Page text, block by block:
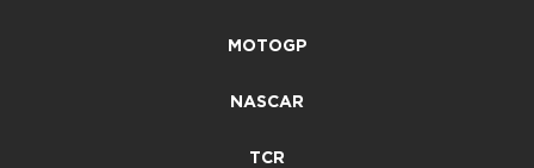
MOTOGP
NASCAR
TCR